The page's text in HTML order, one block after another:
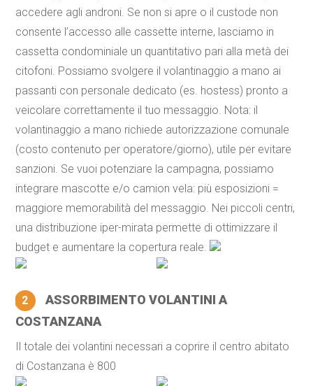
accedere agli androni. Se non si apre o il custode non
consente l’accesso alle cassette interne, lasciamo in
cassetta condominiale un quantitativo pari alla metà dei
citofoni. Possiamo svolgere il volantinaggio a mano ai
passanti con personale dedicato (es. hostess) pronto a
veicolare correttamente il tuo messaggio. Nota: il
volantinaggio a mano richiede autorizzazione comunale
(costo contenuto per operatore/giorno), utile per evitare
sanzioni. Se vuoi potenziare la campagna, possiamo
integrare mascotte e/o camion vela: più esposizioni =
maggiore memorabilità del messaggio. Nei piccoli centri,
una distribuzione iper-mirata permette di ottimizzare il
budget e aumentare la copertura reale.
2
ASSORBIMENTO VOLANTINI A
COSTANZANA
Il totale dei volantini necessari a coprire il centro abitato
di Costanzana è 800